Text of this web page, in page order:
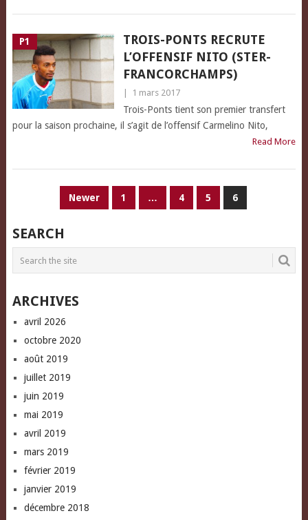
P1
TROIS-PONTS RECRUTE
L’OFFENSIF NITO (STER-
FRANCORCHAMPS)
1 mars 2017
Trois-Ponts tient son premier transfert
pour la saison prochaine, il s’agit de l’offensif Carmelino Nito,
Read More
PAGINATION
PUBLICATIONS
Newer 1 … 4 5 6
SEARCH
ARCHIVES
avril 2026
octobre 2020
août 2019
juillet 2019
juin 2019
mai 2019
avril 2019
mars 2019
février 2019
janvier 2019
décembre 2018